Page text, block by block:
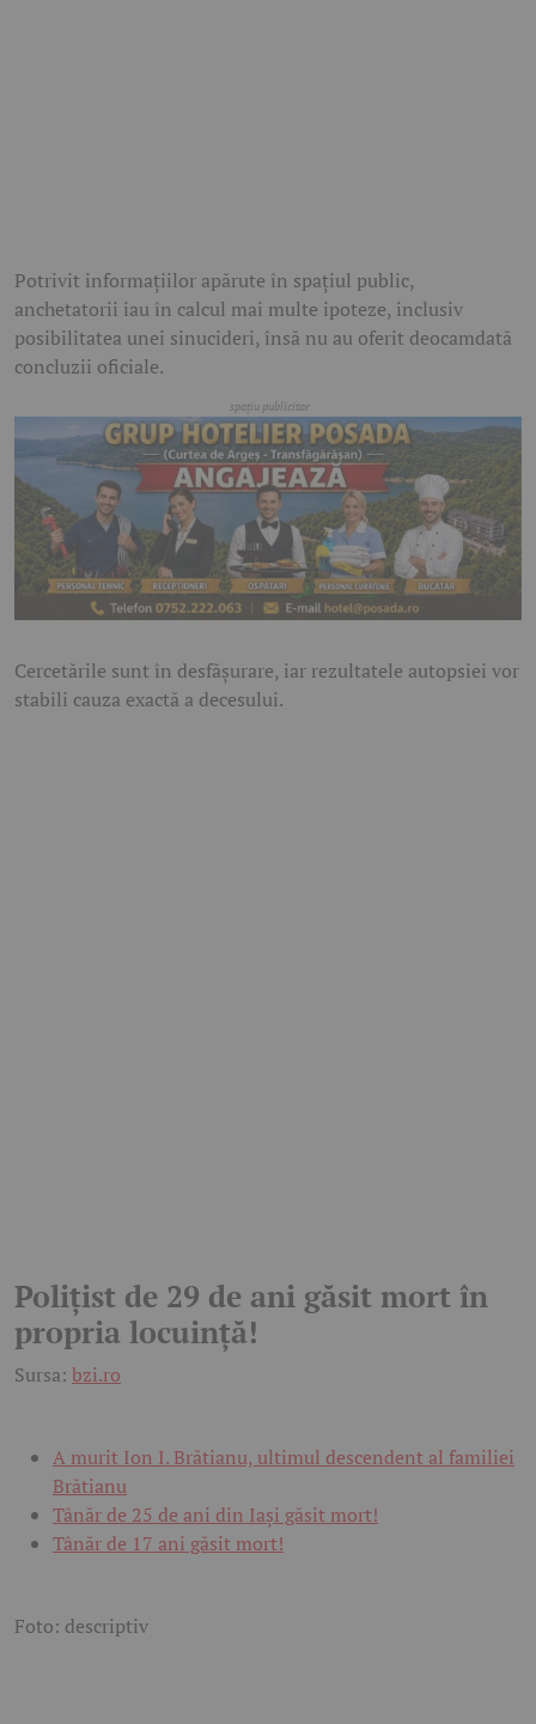
Potrivit informațiilor apărute în spațiul public,
anchetatorii iau în calcul mai multe ipoteze, inclusiv
posibilitatea unei sinucideri, însă nu au oferit deocamdată
concluzii oficiale.
Cercetările sunt în desfășurare, iar rezultatele autopsiei vor
stabili cauza exactă a decesului.
Polițist de 29 de ani găsit mort în
propria locuință!
Sursa: bzi.ro
A murit Ion I. Brătianu, ultimul descendent al familiei
Brătianu
Tânăr de 25 de ani din Iași găsit mort!
Tânăr de 17 ani găsit mort!
Foto: descriptiv